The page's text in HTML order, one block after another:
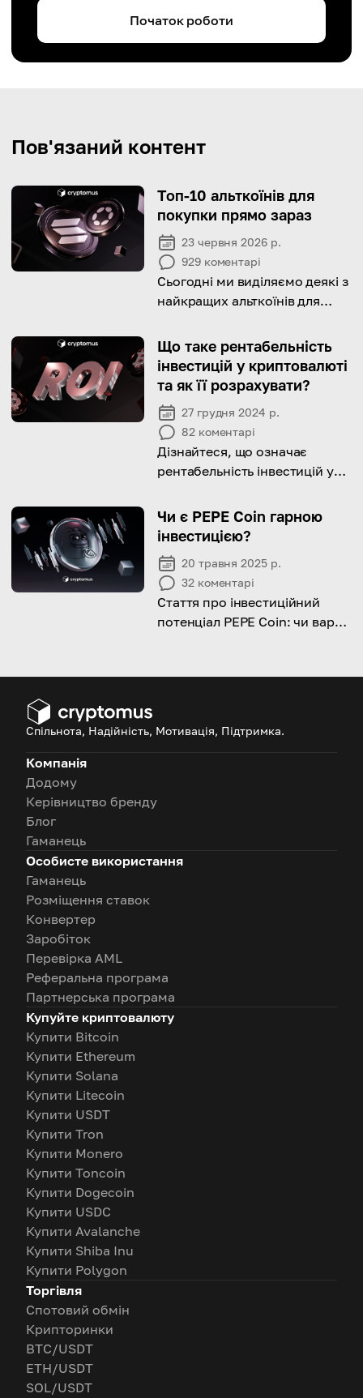
Початок роботи
Пов'язаний контент
Топ-10 альткоїнів для
покупки прямо зараз
23 червня 2026 р.
929 коментарі
Сьогодні ми виділяємо деякі з
найкращих альткоїнів для
чому вони є перспективними!
Що таке рентабельність
інвестицій у криптовалюті
та як її розрахувати?
27 грудня 2024 р.
82 коментарі
Дізнайтеся, що означає
рентабельність інвестицій у
розрахувати та подивіться
приклади, які показують, як
підвищити ваші прибутки.
Чи є PEPE Coin гарною
інвестицією?
20 травня 2025 р.
32 коментарі
Стаття про інвестиційний
потенціал PEPE Coin: чи варто
несе.
Спільнота, Надійність, Мотивація, Підтримка.
Компанія
Додому
Керівництво бренду
Блог
Гаманець
Особисте використання
Гаманець
Розміщення ставок
Конвертер
Заробіток
Перевірка AML
Реферальна програма
Партнерська програма
Купуйте криптовалюту
Купити Bitcoin
Купити Ethereum
Купити Solana
Купити Litecoin
Купити USDT
Купити Tron
Купити Monero
Купити Toncoin
Купити Dogecoin
Купити USDC
Купити Avalanche
Купити Shiba Inu
Купити Polygon
Торгівля
Спотовий обмін
Крипторинки
BTC/USDT
ETH/USDT
SOL/USDT